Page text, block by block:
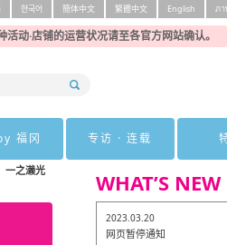
动·店铺的运营状况请至各官方网站确认。
한국어 簡体中文 繁體中文 English ภา
福冈 专访 · 连载
之濑光 WHAT’S NEW
2023.03.20
网页暂停通知